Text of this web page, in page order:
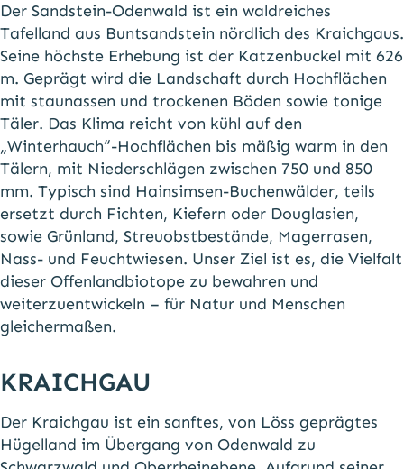
Der Sandstein-Odenwald ist ein waldreiches
Tafelland aus Buntsandstein nördlich des Kraichgaus.
Seine höchste Erhebung ist der Katzenbuckel mit 626
m. Geprägt wird die Landschaft durch Hochflächen
mit staunassen und trockenen Böden sowie tonige
Täler. Das Klima reicht von kühl auf den
„Winterhauch“-Hochflächen bis mäßig warm in den
Tälern, mit Niederschlägen zwischen 750 und 850
mm. Typisch sind Hainsimsen-Buchenwälder, teils
ersetzt durch Fichten, Kiefern oder Douglasien,
sowie Grünland, Streuobstbestände, Magerrasen,
Nass- und Feuchtwiesen. Unser Ziel ist es, die Vielfalt
dieser Offenlandbiotope zu bewahren und
weiterzuentwickeln – für Natur und Menschen
gleichermaßen.
KRAICHGAU
Der Kraichgau ist ein sanftes, von Löss geprägtes
Hügelland im Übergang von Odenwald zu